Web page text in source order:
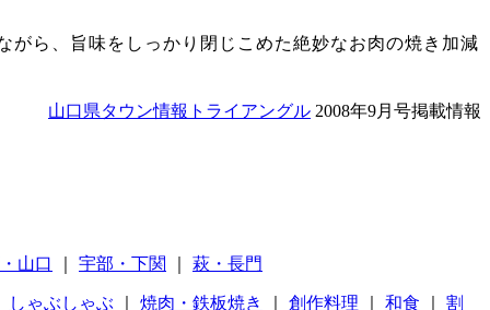
ら、旨味をしっかり閉じこめた絶妙なお肉の焼き加減
山口県タウン情報トライアングル 2008年9月号掲載情報
山口 宇部・下関 萩・長門
しゃぶしゃぶ 焼肉・鉄板焼き 創作料理 和食
割